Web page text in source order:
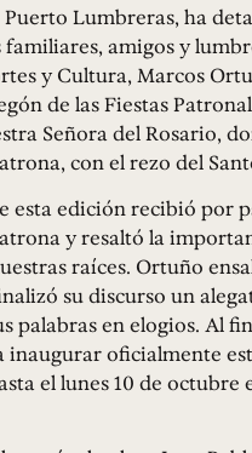
Puerto Lumbreras, ha
amigos y
y Cultura, Marcos
de las Fiestas
Señora del Rosario,
con el rezo del
esta edición recibió por
y resaltó la
raíces. Ortuño
su discurso un
palabras en elogios. Al
inaugurar oficialmente
el lunes 10 de